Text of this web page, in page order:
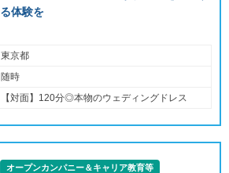
る体験を
東京都
随時
【対面】120分◎本物のウェディングドレス
オープンカンパニー＆キャリア教育等